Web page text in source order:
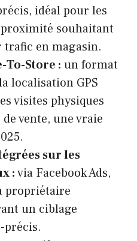
idéal pour les
souhaitant
en magasin.
To-Store : un format
localisation GPS
visites physiques
vente, une vraie
sur les
:via Facebook Ads,
propriétaire
un ciblage